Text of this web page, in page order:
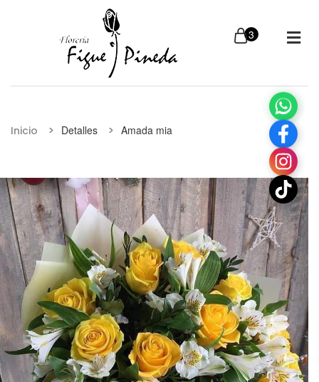
Inicio Detalles Amada mia